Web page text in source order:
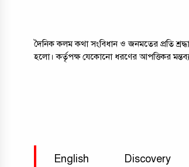
দৈনিক কলম কথা সংবিধান ও জনমতের প্রতি
হলো। কর্তৃপক্ষ যেকোনো ধরণের আপত্তিকর
English Discovery